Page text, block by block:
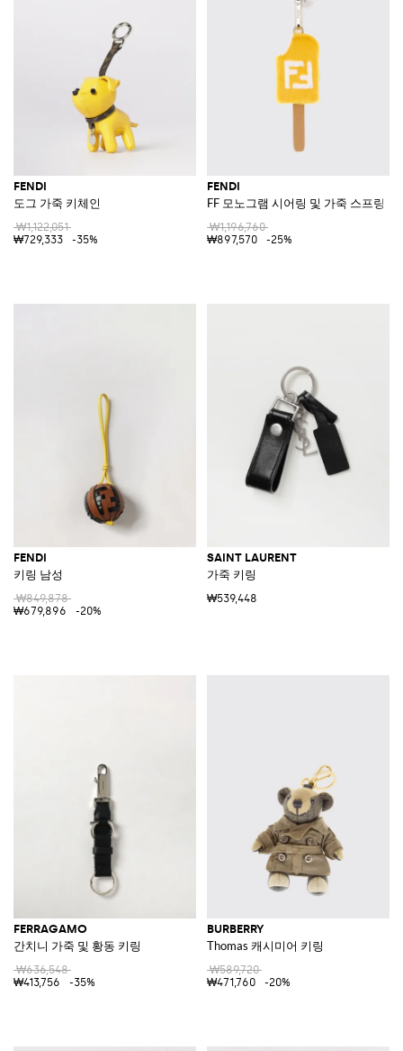
FENDI
도그 가죽 키체인
₩1,122,051
₩729,333
-35%
FENDI
FF 모노그램 시어링 및 가죽 스프링
₩1,196,760
₩897,570
-25%
FENDI
키링 남성
₩849,878
₩679,896
-20%
SAINT LAURENT
가죽 키링
₩539,448
FERRAGAMO
간치니 가죽 및 황동 키링
₩636,548
₩413,756
-35%
BURBERRY
Thomas 캐시미어 키링
₩589,720
₩471,760
-20%